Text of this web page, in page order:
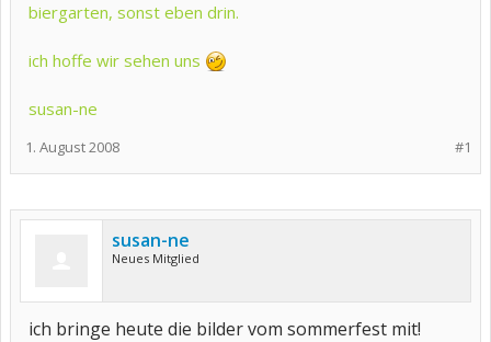
biergarten, sonst eben drin.
ich hoffe wir sehen uns
susan-ne
#1
1. August 2008
susan-ne
Neues Mitglied
ich bringe heute die bilder vom sommerfest mit!